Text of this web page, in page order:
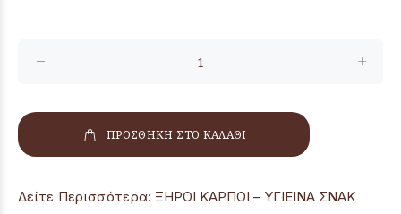
ΠΡΟΣΘΗΚΗ ΣΤΟ ΚΑΛΑΘΙ
Δείτε Περισσότερα: ΞΗΡΟΙ ΚΑΡΠΟΙ – ΥΓΙΕΙΝΑ ΣΝΑΚ